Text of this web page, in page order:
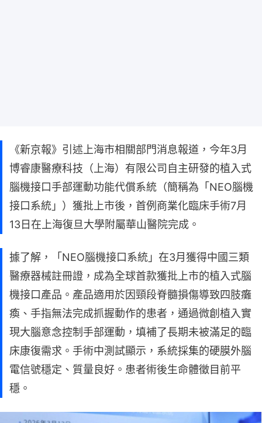
《新京報》引述上海市相關部門消息報道，今年3月
博睿康醫療科技（上海）有限公司自主研發的植入式
腦機接口手部運動功能代償系統（簡稱為「NEO腦機
接口系統」）獲批上市後，首例商業化臨床手術7月
13日在上海復旦大學附屬華山醫院完成。
據了解，「NEO腦機接口系統」在3月獲得中國三類
醫療器械註冊證，成為全球首款獲批上市的植入式腦
機接口產品。產品適用於因頸段脊髓損傷導致四肢癱
瘓、手指無法完成抓握動作的患者，通過微創植入實
現大腦意念控制手部運動，填補了長期未被滿足的臨
床康復需求。手術中測試顯示，系統採集的硬膜外腦
電信號穩定、質量良好。患者術後生命體徵目前平
穩。